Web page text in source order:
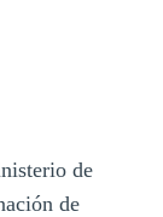
de
de